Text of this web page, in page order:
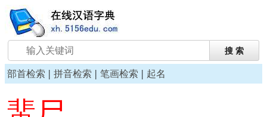
部首检索 | 拼音检索 | 笔画检索 | 起名